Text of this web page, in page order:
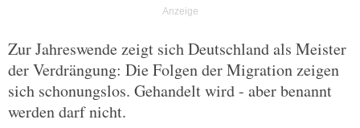
Zur Jahreswende zeigt sich Deutschland als Meister
der Verdrängung: Die Folgen der Migration zeigen
sich schonungslos. Gehandelt wird - aber benannt
werden darf nicht.